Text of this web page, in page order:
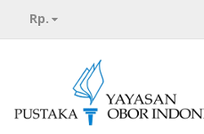
Rp.